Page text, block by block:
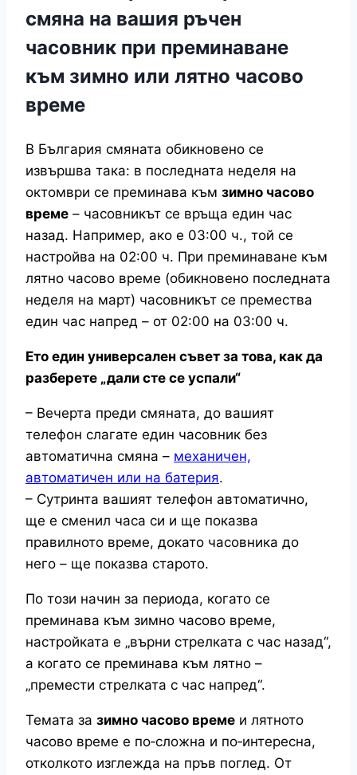
смяна на вашия ръчен
часовник при преминаване
към зимно или лятно часово
време
В България смяната обикновено се
извършва така: в последната неделя на
октомври се преминава към зимно часово
време – часовникът се връща един час
назад. Например, ако е 03:00 ч., той се
настройва на 02:00 ч. При преминаване към
лятно часово време (обикновено последната
неделя на март) часовникът се премества
един час напред – от 02:00 на 03:00 ч.
Ето един универсален съвет за това, как да
разберете „дали сте се успали“
– Вечерта преди смяната, до вашият
телефон слагате един часовник без
автоматична смяна – механичен,
автоматичен или на батерия.
– Сутринта вашият телефон автоматично,
ще е сменил часа си и ще показва
правилното време, докато часовника до
него – ще показва старото.
По този начин за периода, когато се
преминава към зимно часово време,
настройката е „върни стрелката с час назад“,
а когато се преминава към лятно –
„премести стрелката с час напред“.
Темата за зимно часово време и лятното
часово време е по‑сложна и по‑интересна,
отколкото изглежда на пръв поглед. От